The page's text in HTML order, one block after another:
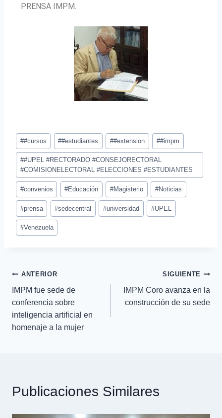
PRENSA IMPM.
##cursos ##estudiantes ##extension ##impm
##UPEL #RECTORADO #CONSEJORECTORAL
#COMISIONELECTORAL #ELECCIONES #ESTUDIANTES
#convenios #Educación #Magisterio #Noticias
#prensa #sedecentral #universidad #UPEL
#Venezuela
ANTERIOR
IMPM fue sede de
conferencia sobre
inteligencia artificial en
homenaje a la mujer
SIGUIENTE
IMPM Coro avanza en la
construcción de su sede
Publicaciones Similares